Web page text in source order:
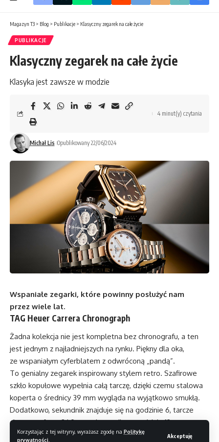
Korzystając z tej witryny, wyrażasz zgodę na Politykę
prywatności
Akceptuję
Magazyn T3 > Blog > Publikacje > Klasyczny zegarek na całe życie
PUBLIKACJE
Klasyczny zegarek na całe życie
Klasyka jest zawsze w modzie
Michał Lis Opublikowany 22/06/2024
4 minut(y) czytania
Wspaniałe zegarki, które powinny posłużyć nam
przez wiele lat.
TAG Heuer Carrera Chronograph
Żadna kolekcja nie jest kompletna bez chronografu, a ten
jest jednym z najładniejszych na rynku. Piękny dla oka,
ze wspaniałym cyferblatem z odwróconą „pandą”.
To genialny zegarek inspirowany stylem retro. Szafirowe
szkło kopułowe wypełnia całą tarczę, dzięki czemu stalowa
koperta o średnicy 39 mm wygląda na wyjątkowo smukłą.
Dodatkowo, sekundnik znajduje się na godzinie 6, tarcze
chronografu na 3 i 9 oraz datownik na godzinie 12,
co sprawia, że jest to pięknie wyważony projekt. Jeśli